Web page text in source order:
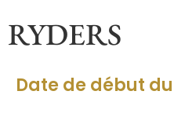
RYDERS
Date de début